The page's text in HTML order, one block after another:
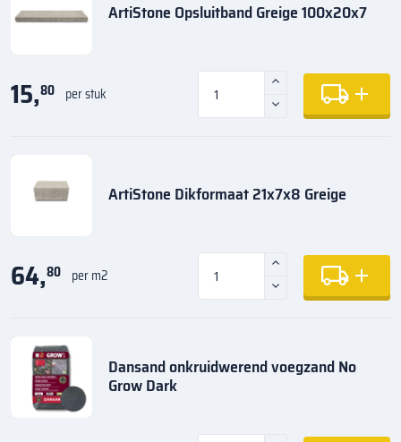
ArtiStone Opsluitband Greige 100x20x7
15,80 per stuk
ArtiStone Dikformaat 21x7x8 Greige
64,80 per m2
Dansand onkruidwerend voegzand No
Grow Dark